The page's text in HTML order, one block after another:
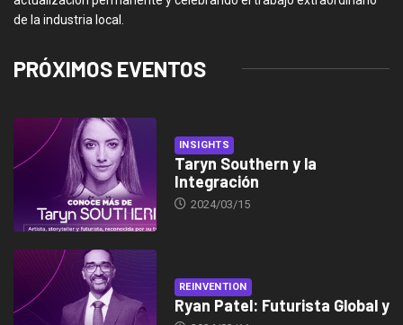
de la industria local.
PRÓXIMOS EVENTOS
INSIGHTS
Taryn Southern y la
Integración
2024/03/15
REINVENTION
Ryan Patel: Futurista Global y